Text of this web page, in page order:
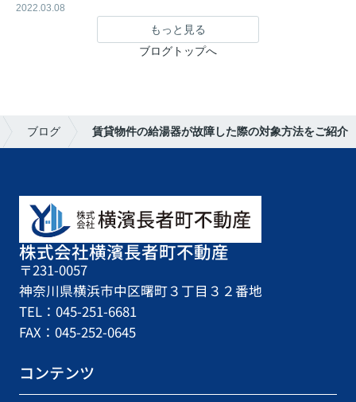
2022.03.08
もっと見る
ブログトップへ
ブログ 賃貸物件の給湯器が故障した際の対象方法をご紹介
株式会社横濱長者町不動産
〒231-0057
神奈川県横浜市中区曙町３丁目３２番地
TEL：045-251-6681
FAX：045-252-0645
コンテンツ